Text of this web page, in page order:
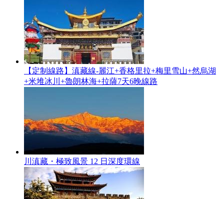
【定制線路】滇藏線-麗江+香格里拉+梅里雪山+然烏湖
+米堆冰川+魯朗林海+拉薩7天6晚線路
川滇藏・極致風景 12 日深度環線